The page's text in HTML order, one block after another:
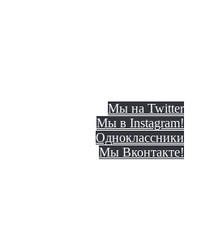
Мы на Twitter
Мы в Instagram!
Одноклассники
Мы Вконтакте!